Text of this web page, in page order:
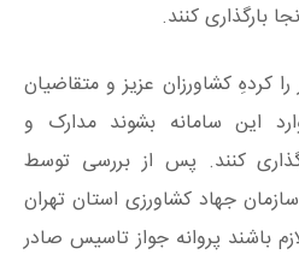
بارگذاری کنند.
کردهِ کشاورزان عزیز و متقاضیان
این سامانه بشوند مدارک و
کنند. پس از بررسی توسط
جهاد کشاورزی استان تهران
باشند پروانه جواز تاسیس صادر